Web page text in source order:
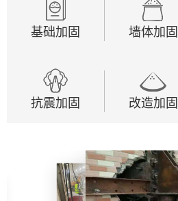
基础加固 墙体加固
抗震加固 改造加固